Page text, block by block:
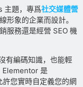
主題，專爲社交媒體營
形象的企業而設計。
服務還是經營 SEO 機
有編碼知識，也能輕
Elementor 是
您實時自定義您的網